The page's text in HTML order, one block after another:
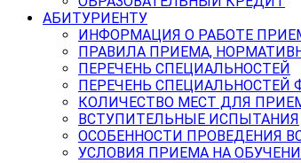
АБИТУРИЕНТУ
ИНФОРМАЦИЯ О РАБОТЕ
ПРАВИЛА ПРИЕМА,
ПЕРЕЧЕНЬ СПЕЦИАЛЬНОСТЕЙ
ПЕРЕЧЕНЬ СПЕЦИАЛЬНОСТЕЙ
КОЛИЧЕСТВО МЕСТ ДЛЯ
ВСТУПИТЕЛЬНЫЕ ИСПЫТАНИЯ
ОСОБЕННОСТИ ПРОВЕДЕНИЯ
УСЛОВИЯ ПРИЕМА НА